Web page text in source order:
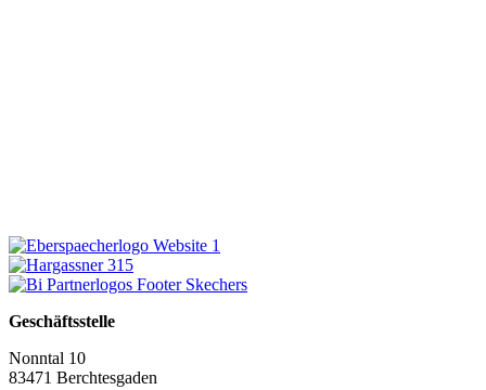
Geschäftsstelle
Nonntal 10
83471 Berchtesgaden